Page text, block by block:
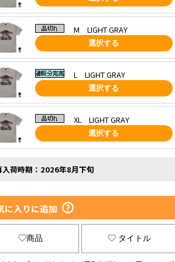
M LIGHT GRAY
選択する
L LIGHT GRAY
選択する
XL LIGHT GRAY
選択する
荷時期：2026年8月下旬
に入りに追加
商品 タイトル